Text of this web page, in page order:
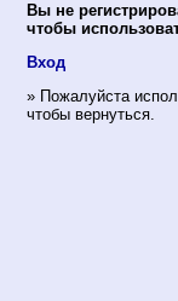
Вы не
чтобы
Вход
» Пожалуйста
чтобы вернуться.